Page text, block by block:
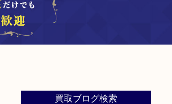
買取ブログ検索